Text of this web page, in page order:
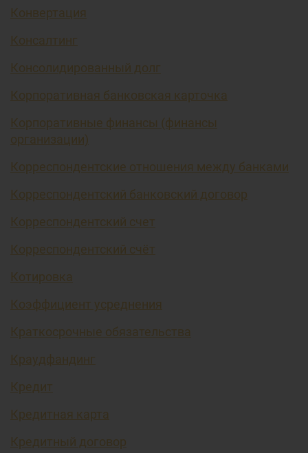
Конвертация
Консалтинг
Консолидированный долг
Корпоративная банковская карточка
Корпоративные финансы (финансы
организации)
Корреспондентские отношения между банками
Корреспондентский банковский договор
Корреспондентский счет
Корреспондентский счёт
Котировка
Коэффициент усреднения
Краткосрочные обязательства
Краудфандинг
Кредит
Кредитная карта
Кредитный договор